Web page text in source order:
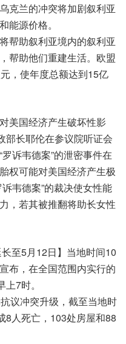
克兰的冲突将加剧叙利亚
能源价格。
帮助叙利亚境内的叙利亚
帮助他们重建生活。欧盟
，使年度总额达到15亿
美国经济产生破坏性影
部长耶伦在参议院听证会
诉韦德案”的泄密事件在
权可能对美国经济产生极
韦德案”的裁决使女性能
，若其被推翻将助长女性
至5月12日】当地时间10
布，在全国范围内实行的
7时。
议冲突升级，截至当地时
8人死亡，103处房屋和88